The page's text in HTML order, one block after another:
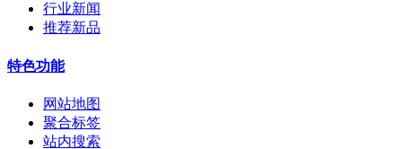
行业新闻
推荐新品
特色功能
网站地图
聚合标签
站内搜索